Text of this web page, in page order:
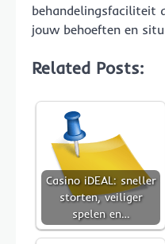
behandelingsfaciliteit
jouw behoeften en
Related Posts:
Casino iDEAL: sneller
storten, veiliger
spelen en…